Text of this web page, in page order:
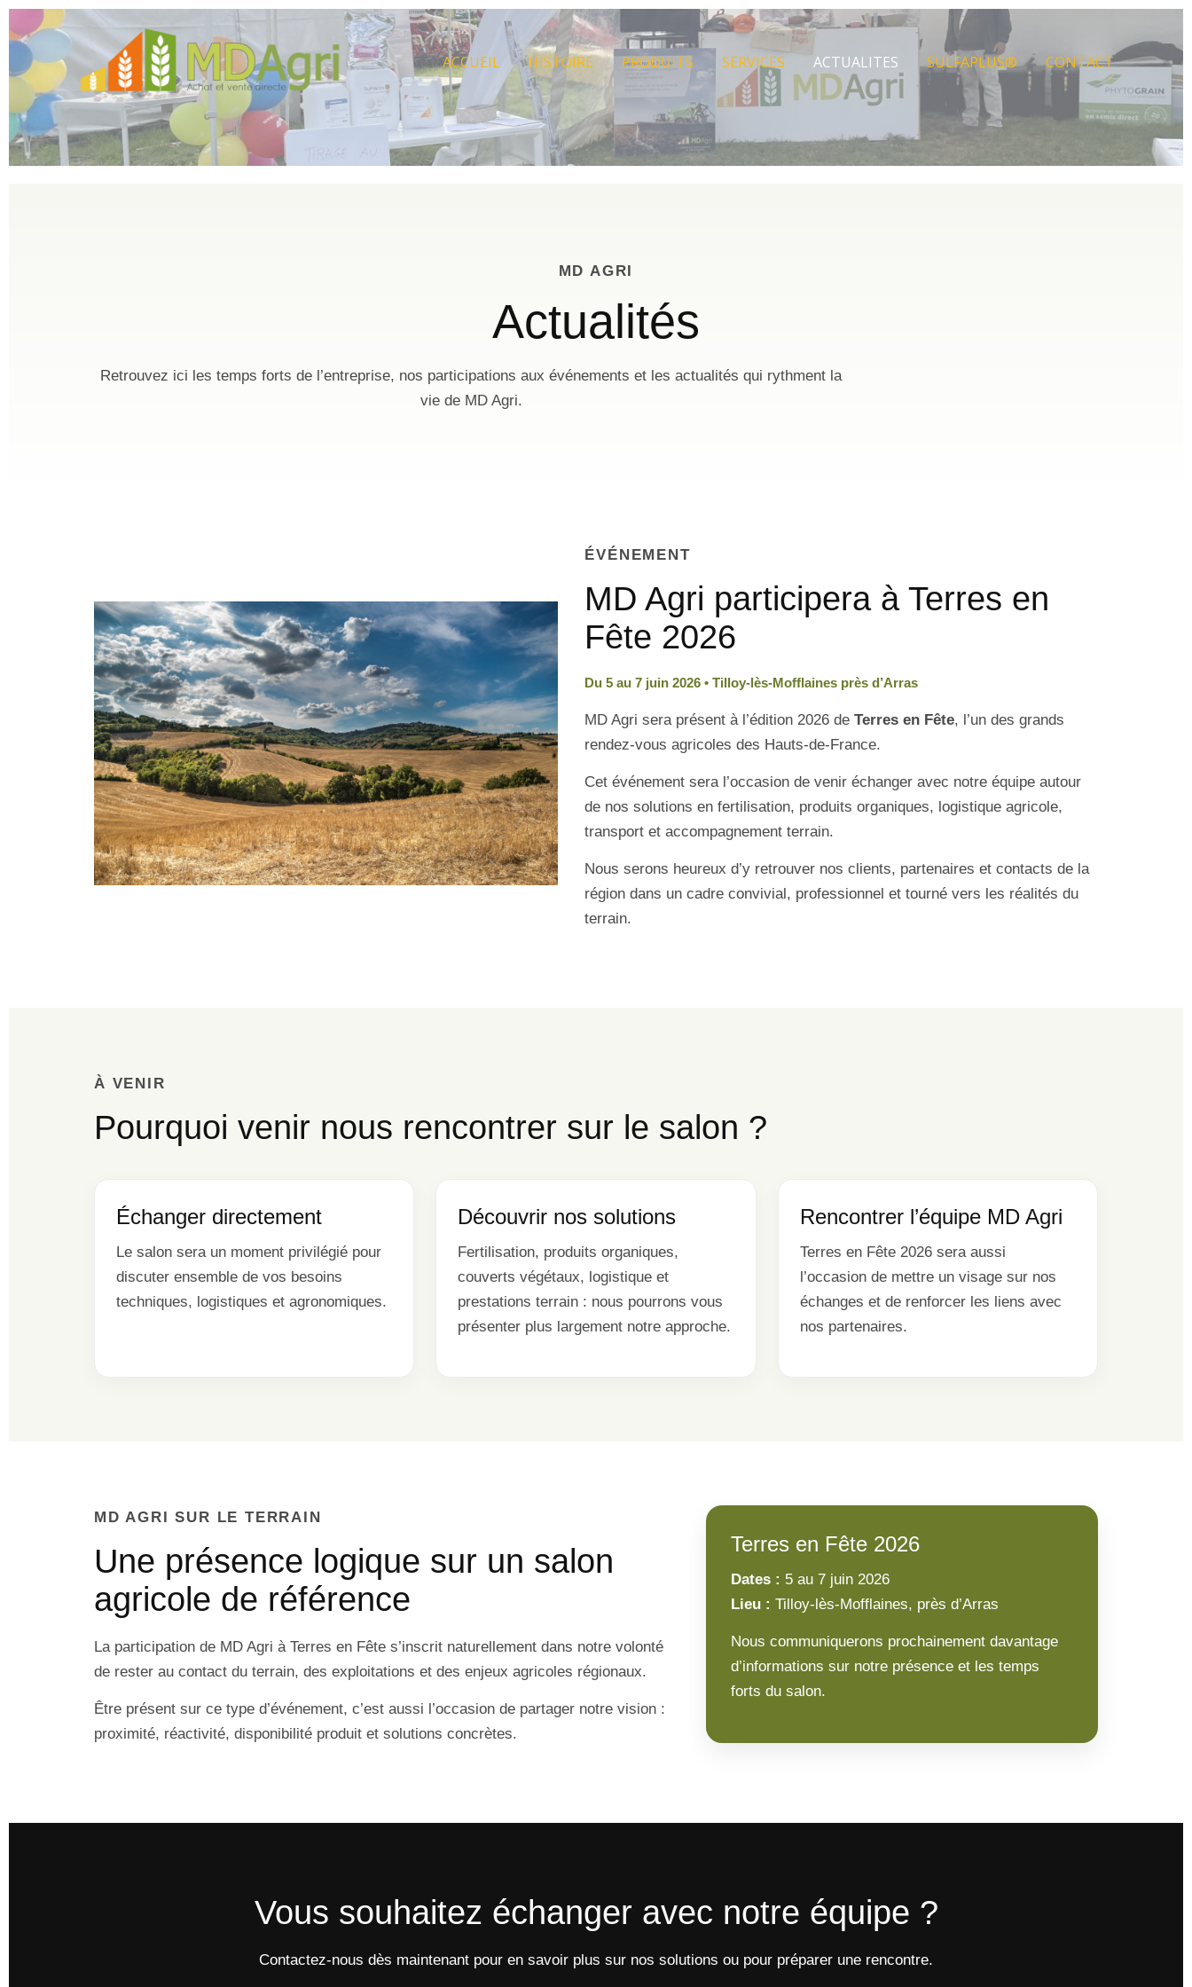
Aller
au
contenu
ACCUEIL HISTOIRE PRODUITS SERVICES ACTUALITES SULFAPLUS® CONTACT
MD AGRI
Actualités
Retrouvez ici les temps forts de l’entreprise, nos participations aux événements et les actualités qui rythment la
vie de MD Agri.
ÉVÉNEMENT
MD Agri participera à Terres en
Fête 2026
Du 5 au 7 juin 2026 • Tilloy-lès-Mofflaines près d’Arras
MD Agri sera présent à l’édition 2026 deTerres en Fête, l’un des grands
rendez-vous agricoles des Hauts-de-France.
Cet événement sera l’occasion de venir échanger avec notre équipe autour
de nos solutions en fertilisation, produits organiques, logistique agricole,
transport et accompagnement terrain.
Nous serons heureux d’y retrouver nos clients, partenaires et contacts de la
région dans un cadre convivial, professionnel et tourné vers les réalités du
terrain.
À VENIR
Pourquoi venir nous rencontrer sur le salon ?
Échanger directement
Le salon sera un moment privilégié pour
discuter ensemble de vos besoins
techniques, logistiques et agronomiques.
Découvrir nos solutions
Fertilisation, produits organiques,
couverts végétaux, logistique et
prestations terrain : nous pourrons vous
présenter plus largement notre approche.
Rencontrer l’équipe MD Agri
Terres en Fête 2026 sera aussi
l’occasion de mettre un visage sur nos
échanges et de renforcer les liens avec
nos partenaires.
MD AGRI SUR LE TERRAIN
Une présence logique sur un salon
agricole de référence
La participation de MD Agri à Terres en Fête s’inscrit naturellement dans notre volonté
de rester au contact du terrain, des exploitations et des enjeux agricoles régionaux.
Être présent sur ce type d’événement, c’est aussi l’occasion de partager notre vision :
proximité, réactivité, disponibilité produit et solutions concrètes.
Terres en Fête 2026
Dates : 5 au 7 juin 2026
Lieu : Tilloy-lès-Mofflaines, près d’Arras
Nous communiquerons prochainement davantage
d’informations sur notre présence et les temps
forts du salon.
Vous souhaitez échanger avec notre équipe ?
Contactez-nous dès maintenant pour en savoir plus sur nos solutions ou pour préparer une rencontre.